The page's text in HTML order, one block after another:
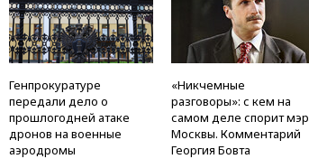
Генпрокуратуре
передали дело о
прошлогодней атаке
дронов на военные
аэродромы
«Никчемные
разговоры»: с кем на
самом деле спорит мэр
Москвы. Комментарий
Георгия Бовта